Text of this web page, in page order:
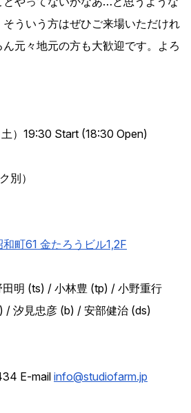
ういう方はぜひご来場いただけれ
元々地元の方も大歓迎です。よろ
）19:30 Start (18:30 Open)
別）
町61 金たろうビル1,2F
田明 (ts) 小林豊 (tp)
小野重行
汐見忠彦 (b)
安部健治 (ds)
E-mail info@studiofarm.jp